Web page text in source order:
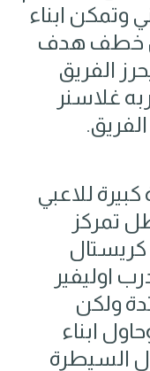
وتمكن ابناء
من خطف هدف
الفريق
غلاسنر
للاعبي
تمركز
كريستال
اوليفير
ولكن
ابناء
السيطرة